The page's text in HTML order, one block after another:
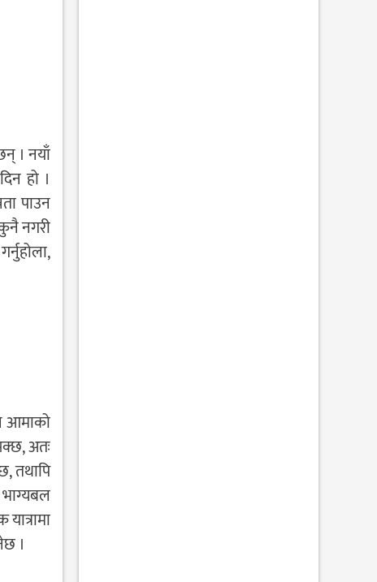
। नयाँ
हो ।
पाउन
नगरी
आमाको
अतः
तथापि
।